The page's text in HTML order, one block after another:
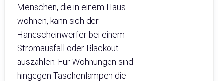
Menschen, die in einem Haus
wohnen, kann sich der
Handscheinwerfer bei einem
Stromausfall oder Blackout
auszahlen. Für Wohnungen sind
hingegen Taschenlampen die